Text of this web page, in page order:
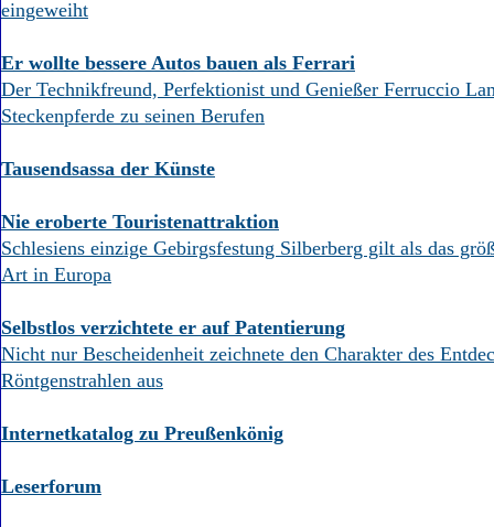
eingeweiht
Er wollte bessere Autos bauen als Ferrari
Der Technikfreund, Perfektionist und Genießer Ferruccio
Steckenpferde zu seinen Berufen
Tausendsassa der Künste
Nie eroberte Touristenattraktion
Schlesiens einzige Gebirgsfestung Silberberg gilt als das
Art in Europa
Selbstlos verzichtete er auf Patentierung
Nicht nur Bescheidenheit zeichnete den Charakter des
Röntgenstrahlen aus
Internetkatalog zu Preußenkönig
Leserforum